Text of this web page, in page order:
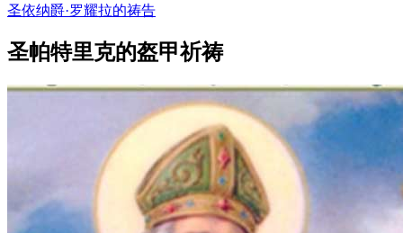
圣依纳爵·罗耀拉的祷告
圣帕特里克的盔甲祈祷